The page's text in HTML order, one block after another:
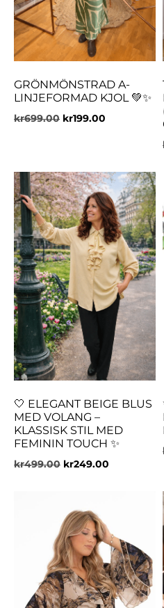
GRÖNMÖNSTRAD A-
LINJEFORMAD KJOL 💚✨
kr699.00 kr199.00
🤍 ELEGANT BEIGE BLUS
MED VOLANG –
KLASSISK STIL MED
FEMININ TOUCH ✨
kr499.00 kr249.00